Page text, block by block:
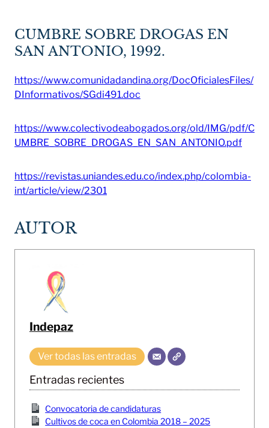
CUMBRE SOBRE DROGAS EN
SAN ANTONIO, 1992.
https://www.comunidadandina.org/DocOficialesFiles/
DInformativos/SGdi491.doc
https://www.colectivodeabogados.org/old/IMG/pdf/C
UMBRE_SOBRE_DROGAS_EN_SAN_ANTONIO.pdf
https://revistas.uniandes.edu.co/index.php/colombia-
int/article/view/2301
AUTOR
Indepaz
Ver todas las entradas
Entradas recientes
Convocatoria de candidaturas
Cultivos de coca en Colombia 2018 – 2025